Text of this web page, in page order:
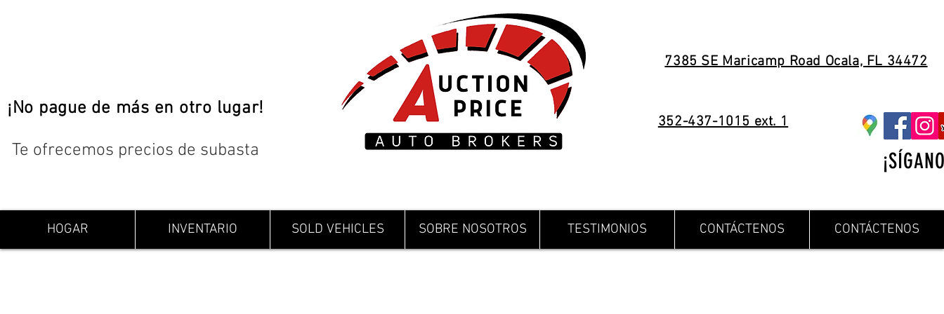
¡No pague de más en otro lugar!
Te ofrecemos precios de subasta
7385 SE Maricamp Road Ocala, FL 34472
352-437-1015 ext. 1
HOGAR INVENTARIO SOLD VEHICLES SOBRE NOSOTROS TESTIMONIOS CONTÁCTENOS CONTÁCTENOS